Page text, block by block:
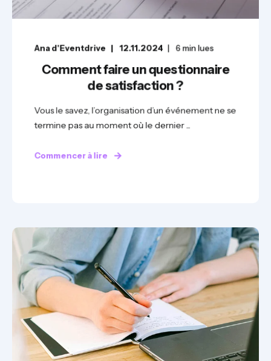
Ana d'Eventdrive 12.11.2024 6min lues
Comment faire un questionnaire
de satisfaction ?
Vous le savez, l’organisation d’un événement ne se
termine pas au moment où le dernier ...
Commencer à lire